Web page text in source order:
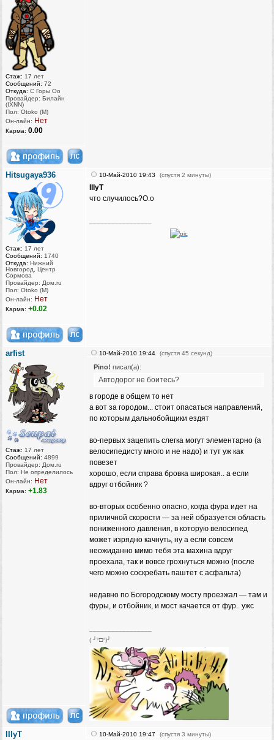
Стаж: 17 лет
Сообщений: 72
Откуда: С Горы Оо
Провайдер: Билайн
(IXNN)
Пол: Otoko (M)
Он-лайн: Нет
Карма: 0.00
Hitsugaya936
Стаж: 17 лет
Сообщений: 1740
Откуда: Нижний
Новгород, Центр
Сормова
Провайдер: Дом.ru
Пол: Otoko (M)
Он-лайн: Нет
Карма: +0.02
10-Май-2010 19:43 (спустя 2 минуты)
IIIyT
что случилось?О.о
arfist
Стаж: 17 лет
Сообщений: 4899
Провайдер: Дом.ru
Пол: Не определилось
Он-лайн: Нет
Карма: +1.83
10-Май-2010 19:44 (спустя 45 секунд)
Pino! писал(а):
Автодорог не боитесь?
в городе в общем то нет
а вот за городом... стоит опасаться направлений,
по которым дальнобойщики ездят
во-первых зацепить слегка могут элементарно (а
велосипедисту много и не надо) и тут уж как
повезет
хорошо, если справа бровка широкая.. а если
вдруг отбойник ?
во-вторых особенно опасно, когда фура идет на
приличной скорости — за ней образуется область
пониженного давления, в которую велосипед
может изрядно качнуть, ну а если совсем
неожиданно мимо тебя эта махина вдруг
проехала, так и вовсе грохнуться можно (после
чего можно соскребать паштет с асфальта)
недавно по Богородскому мосту проезжал — там и
фуры, и отбойник, и мост качается от фур.. ужс
( ╯°□°)╯
IIIyT 10-Май-2010 19:47 (спустя 3 минуты)